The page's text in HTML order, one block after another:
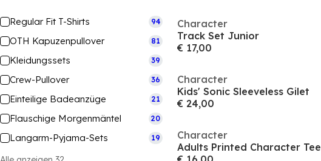
Regular Fit T-Shirts 94
OTH Kapuzenpullover 81
Kleidungssets 39
Crew-Pullover 36
Einteilige Badeanzüge 21
Flauschige Morgenmäntel 20
Langarm-Pyjama-Sets 19
Character
Track Set Junior
€ 17,00
Character
Kids' Sonic Sleeveless Gilet
€ 24,00
Character
Adults Printed Character Tee